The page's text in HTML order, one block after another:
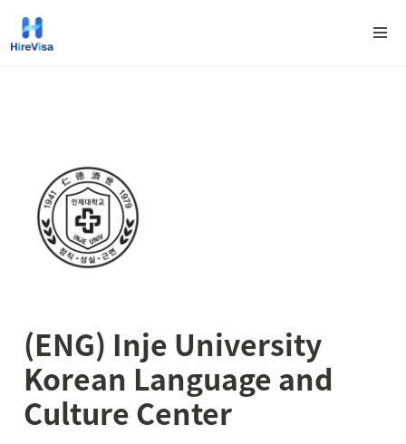
(ENG) Inje University
Korean Language and
Culture Center